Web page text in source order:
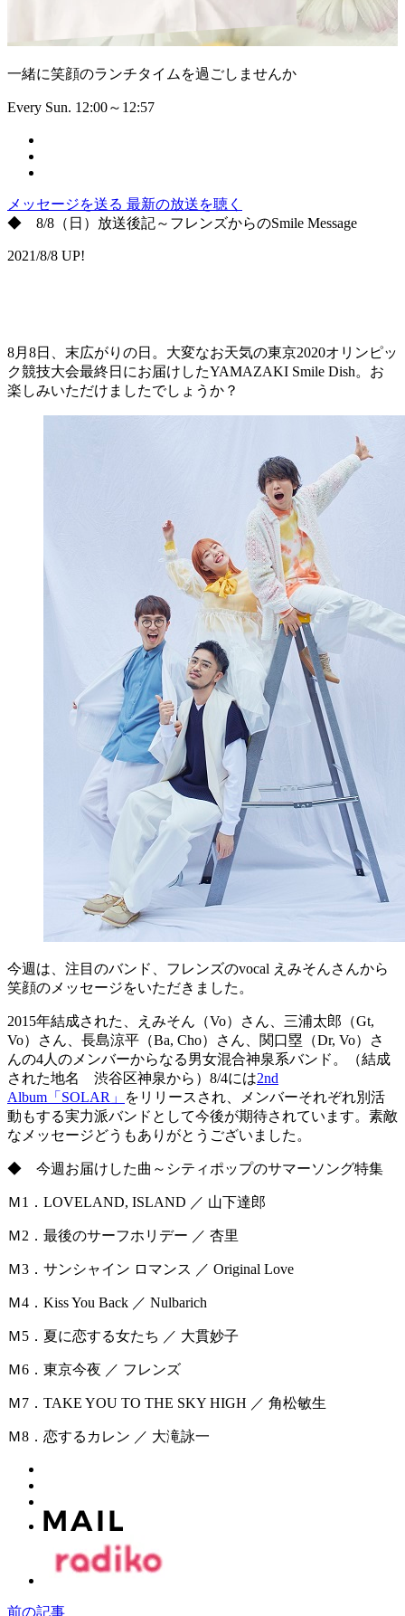
一緒に笑顔のランチタイムを過ごしませんか
Every Sun. 12:00～12:57
メッセージを送る 最新の放送を聴く
◆ 8/8（日）放送後記～フレンズからのSmile Message
2021/8/8 UP!
8月8日、末広がりの日。大変なお天気の東京2020オリンピッ
ク競技大会最終日にお届けしたYAMAZAKI Smile Dish。お
楽しみいただけましたでしょうか？
今週は、注目のバンド、フレンズのvocal えみそんさんから
笑顔のメッセージをいただきました。
2015年結成された、えみそん（Vo）さん、三浦太郎（Gt,
Vo）さん、長島涼平（Ba, Cho）さん、関口塁（Dr, Vo）さ
んの4人のメンバーからなる男女混合神泉系バンド。（結成
された地名 渋谷区神泉から）8/4には2nd
Album「SOLAR」
をリリースされ、メンバーそれぞれ別活
動もする実力派バンドとして今後が期待されています。素敵
なメッセージどうもありがとうございました。
◆ 今週お届けした曲～シティポップのサマーソング特集
Ｍ1．LOVELAND, ISLAND ／ 山下達郎
Ｍ2．最後のサーフホリデー ／ 杏里
Ｍ3．サンシャイン ロマンス ／ Original Love
Ｍ4．Kiss You Back ／ Nulbarich
Ｍ5．夏に恋する女たち ／ 大貫妙子
Ｍ6．東京今夜 ／ フレンズ
Ｍ7．TAKE YOU TO THE SKY HIGH ／ 角松敏生
Ｍ8．恋するカレン ／ 大滝詠一
前の記事